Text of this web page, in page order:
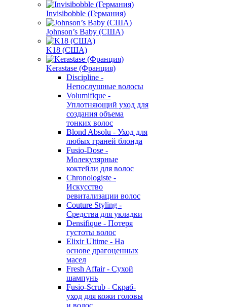
Invisibobble (Германия)
Johnson’s Baby (США)
K18 (США)
Kerastase (Франция)
Discipline -
Непослушные волосы
Volumifique -
Уплотняющий уход для
создания объема
тонких волос
Blond Absolu - Уход для
любых граней блонда
Fusio-Dose -
Молекулярные
коктейли для волос
Chronologiste -
Искусство
ревитализации волос
Couture Styling -
Средства для укладки
Densifique - Потеря
густоты волос
Elixir Ultime - На
основе драгоценных
масел
Fresh Affair - Сухой
шампунь
Fusio-Scrub - Скраб-
уход для кожи головы
и волос